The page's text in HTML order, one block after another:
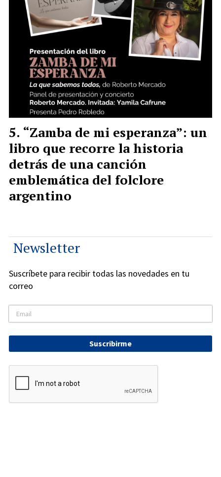
“Zamba de mi esperanza”: un
libro que recorre la historia
detrás de una canción
emblemática del folclore
argentino
Newsletter
Suscríbete para recibir todas las novedades en tu
correo
Suscribirme